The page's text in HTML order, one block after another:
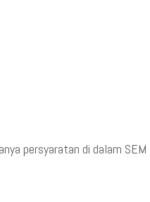
persyaratan di dalam SEM